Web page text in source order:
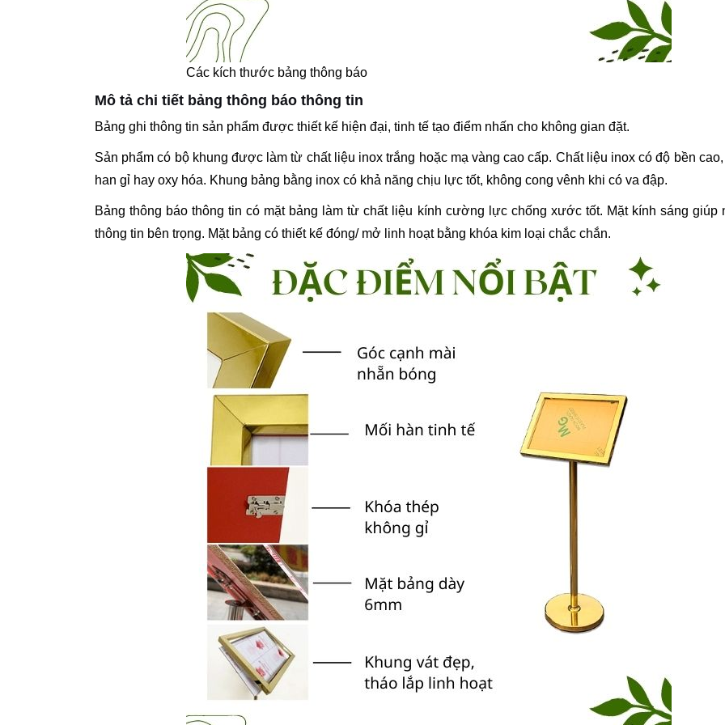
Các kích thước bảng thông báo
Mô tả chi tiết bảng thông báo thông tin
Bảng ghi thông tin sản phẩm được thiết kế hiện đại, tinh tế tạo điểm nhấn cho không gian đặt.
Sản phẩm có bộ khung được làm từ chất liệu inox trắng hoặc mạ vàng cao cấp. Chất liệu inox có độ bền
han gỉ hay oxy hóa. Khung bảng bằng inox có khả năng chịu lực tốt, không cong vênh khi có va đập.
Bảng thông báo thông tin có mặt bảng làm từ chất liệu kính cường lực chống xước tốt. Mặt kính sáng giúp
thông tin bên trọng. Mặt bảng có thiết kế đóng/ mở linh hoạt bằng khóa kim loại chắc chắn.